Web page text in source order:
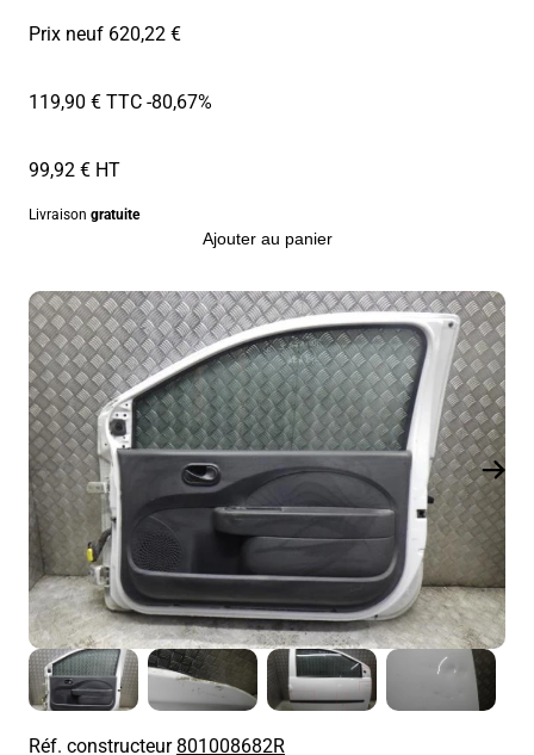
Prix neuf 620,22 €
119,90 € TTC-80,67%
99,92 € HT
Livraison gratuite
Ajouter au panier
Réf. constructeur801008682R